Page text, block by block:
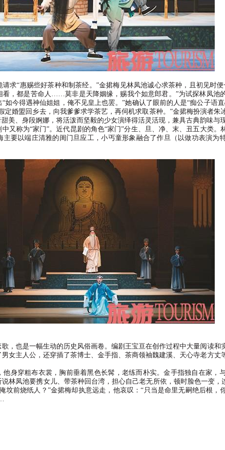
请求“惠赐些好茶种和制茶经。 ”金捃梅见林凤池诚心求茶种，且初见时
，都是苦命人 ……莫非是天降姻缘，赐我个如意郎君。 ”为试探林凤池
“如今得遇神仙姐姐，俺不见皇上也罢。”她确认了眼前的人是“痴公子语
定婚盟回乡去，向我爹爹求学茶艺，再伺机求取茶种。 ”金捃梅扮演者朱
美、身段婀娜，将活泼而坚毅的少女演绎得活灵活现，兼具古典韵味与
中又称为“家门”。近代昆剧的角色“家门”分生、旦、净、末、丑五大类。
要以端庄清雅的闺门旦应工，小丐童形象融合了作旦（以做功表演为
歌，也是一幅生动的历史风俗画卷。编剧王宝亘在创作过程中大量阅读
女主人公，还穿插了茶博士、金手指、茶商领袖魏建溪、天心寺老方丈
身穿粗布衣裳，胸前垂着黑色长髯，老练而朴实。金手指独自在家，
林凤池要携女儿、带茶种回台湾，担心自己老无所依，顿时脸色一变，
坟前烧纸人？ ”金捃梅却执意远走，他哀叹：“只当是命里无嗣绝后根，